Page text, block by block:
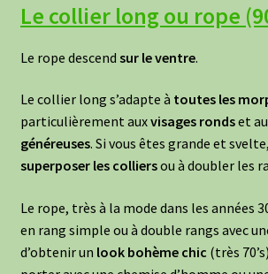
Le collier long ou rope
Le rope descend sur le ventre.
Le collier long s’adapte à toutes les
particulièrement auxvisages rondset
généreuses. Si vous êtes grande et
superposer les colliersou à doubler les
Le rope, très à la mode dans les années
en rang simple ou à double rangs avec
d’obtenir un look bohème chic (très